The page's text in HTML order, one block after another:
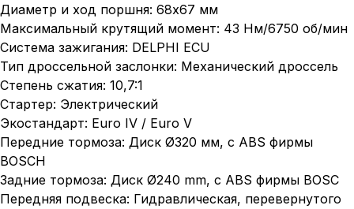
Диаметр и ход поршня: 68х67 мм
Максимальный крутящий момент: 43 Нм/6750 об/мин
Система зажигания: DELPHI ECU
Тип дроссельной заслонки: Механический дроссель
Степень сжатия: 10,7:1
Стартер: Электрический
Экостандарт: Euro IV / Euro V
Передние тормоза: Диск Ø320 мм, с ABS фирмы
BOSCH
Задние тормоза: Диск Ø240 mm, с ABS фирмы BOSC
Передняя подвеска: Гидравлическая, перевернутого